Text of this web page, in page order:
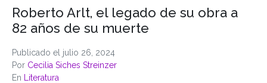
Publicado el julio 26, 2024
Por Cecilia Siches Streinzer
En
Literatura
Roberto Arlt, el legado de su obra a
82 años de su muerte